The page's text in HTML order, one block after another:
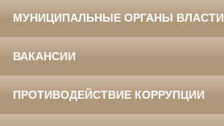
МУНИЦИПАЛЬНЫЕ ОРГАНЫ ВЛАСТИ
ВАКАНСИИ
ПРОТИВОДЕЙСТВИЕ КОРРУПЦИИ